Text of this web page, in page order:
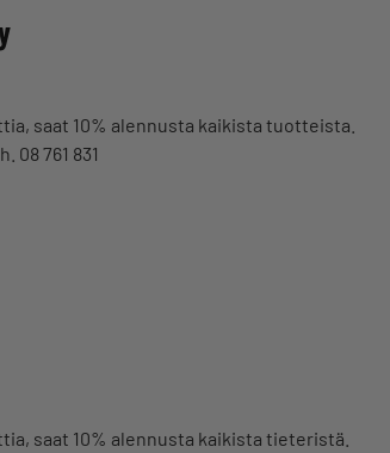
saat 10% alennusta kaikista tuotteista.
08 761 831
saat 10% alennusta kaikista tieteristä.